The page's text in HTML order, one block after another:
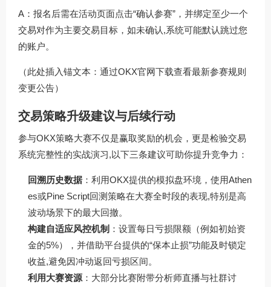
A：报名后需在活动页面点击“确认参赛”，并绑定至少一个
交易对作为主要交易目标，如未确认,系统可能默认跳过您
的账户。
（此处插入锚文本：通过OKX官网下载查看最新参赛规则
变更公告）
交易策略升级建议与后续行动
参与OKX策略大赛不仅是赢取奖励的机会，更是检验交易
系统完整性的实战演习,以下三条建议可助你提升竞争力：
回溯历史数据 ：利用OKX提供的模拟盘环境，使用Athen
es或Pine Script回测策略在大赛全时段的表现,特别是高
波动场景下的最大回撤。
构建自适应风控机制 ：设置每日亏损限额（例如初始资
金的5%），并借助平台提供的“保本止损”功能及时锁定
收益,避免因冲动返回亏损区间。
利用大赛资源 ：大部分比赛附带分析师直播与社群讨